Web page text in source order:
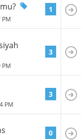
PM
1
PM
3
PM
3
0